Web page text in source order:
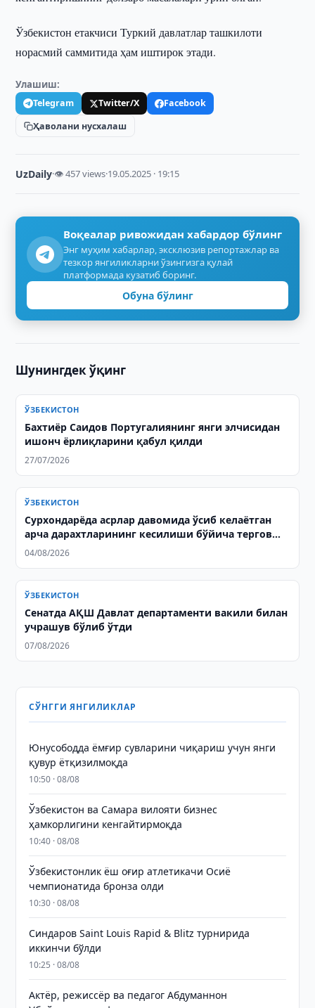
Ўзбекистон етакчиси Туркий давлатлар ташкилоти
норасмий саммитида ҳам иштирок этади.
Улашиш:
Telegram Twitter/X
Facebook
Ҳаволани нусхалаш
UzDaily·👁 457 views·19.05.2025 · 19:15
Воқеалар ривожидан хабардор бўлинг
Энг муҳим хабарлар, эксклюзив репортажлар ва
тезкор янгиликларни ўзингизга қулай
платформада кузатиб боринг.
Обуна бўлинг
Шунингдек ўқинг
ЎЗБЕКИСТОН
Бахтиёр Саидов Португалиянинг янги элчисидан
ишонч ёрлиқларини қабул қилди
27/07/2026
ЎЗБЕКИСТОН
Сурхондарёда асрлар давомида ўсиб келаётган
арча дарахтларининг кесилиши бўйича тергов
олиб борилмоқда
04/08/2026
ЎЗБЕКИСТОН
Сенатда АҚШ Давлат департаменти вакили билан
учрашув бўлиб ўтди
07/08/2026
СЎНГГИ ЯНГИЛИКЛАР
Юнусободда ёмғир сувларини чиқариш учун янги
қувур ётқизилмоқда
10:50 · 08/08
Ўзбекистон ва Самара вилояти бизнес
ҳамкорлигини кенгайтирмоқда
10:40 · 08/08
Ўзбекистонлик ёш оғир атлетикачи Осиё
чемпионатида бронза олди
10:30 · 08/08
Синдаров Saint Louis Rapid & Blitz турнирида
иккинчи бўлди
10:25 · 08/08
Актёр, режиссёр ва педагог Абдуманнон